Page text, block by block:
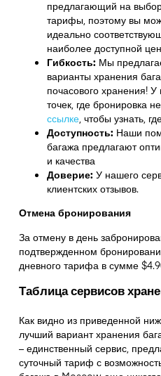
предлагающий на
тарифы, поэтому вы
идеально
наиболее доступной
Гибкость: Мы
варианты хранения
почасового хранения!
точек, где бронировка
ссылке,чтобы узнать,
Доступность: Наши
багажа предлагают
и качества
Доверие: У нашего
клиентских отзывов.
Отмена бронирования
За отмену в день
подтвержденном
дневного тарифа в сумме
Таблица сервисов
Как видно из приведенной
лучший вариант хранения
– единственный сервис,
суточный тариф с